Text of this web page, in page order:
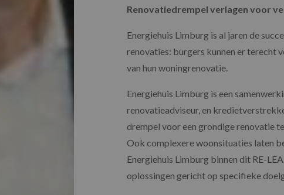
Renovatiedrempel verlagen voor
Energiehuis Limburg is al jaren de
renovaties: burgers kunnen er terecht
van hun woningrenovatie.
Energiehuis Limburg is een
renovatieadviseur, en
drempel voor een grondige renovatie
Ook complexere woonsituaties laten
Energiehuis Limburg binnen dit RE-
oplossingen gericht op specifieke